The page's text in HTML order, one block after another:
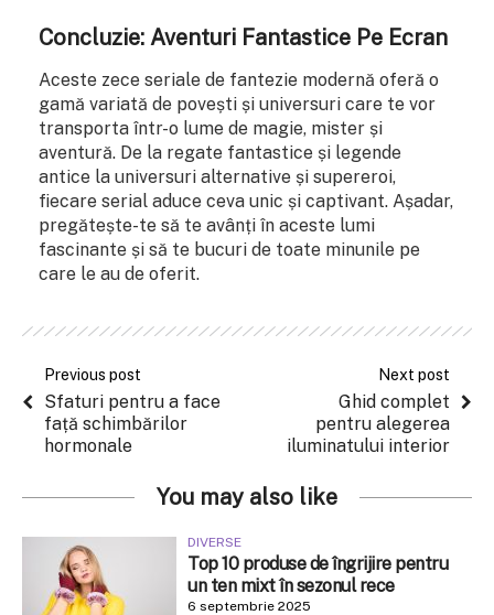
Concluzie: Aventuri Fantastice Pe Ecran
Aceste zece seriale de fantezie modernă oferă o
gamă variată de povești și universuri care te vor
transporta într-o lume de magie, mister și
aventură. De la regate fantastice și legende
antice la universuri alternative și supereroi,
fiecare serial aduce ceva unic și captivant. Așadar,
pregătește-te să te avânți în aceste lumi
fascinante și să te bucuri de toate minunile pe
care le au de oferit.
Previous post
Sfaturi pentru a face
față schimbărilor
hormonale
Next post
Ghid complet
pentru alegerea
iluminatului interior
You may also like
DIVERSE
Top 10 produse de îngrijire pentru
un ten mixt în sezonul rece
6 septembrie 2025